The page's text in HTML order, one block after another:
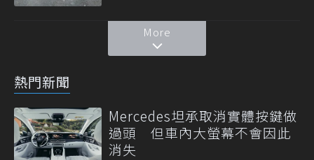
More
熱門新聞
Mercedes坦承取消實體按鍵做
過頭 但車內大螢幕不會因此
消失